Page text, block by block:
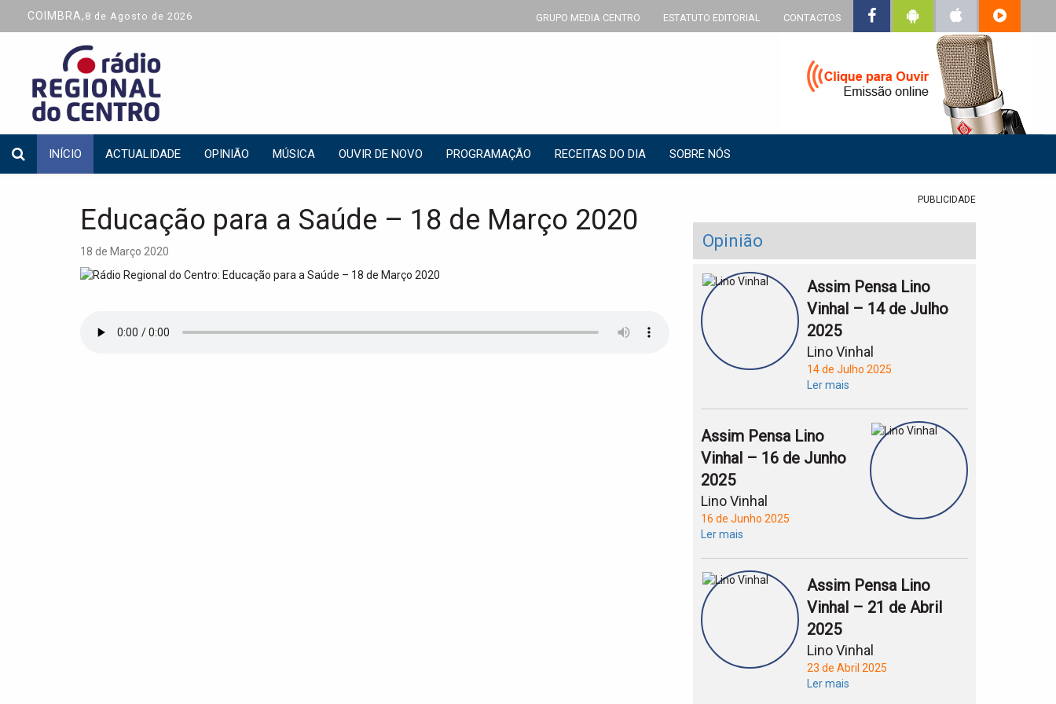
COIMBRA, 8 de Agosto de 2026 GRUPO MEDIA CENTRO ESTATUTO EDITORIAL CONTACTOS
INÍCIO ACTUALIDADE OPINIÃO MÚSICA OUVIR DE NOVO PROGRAMAÇÃO RECEITAS DO DIA SOBRE NÓS
Educação para a Saúde – 18 de Março 2020
18 de Março 2020
PUBLICIDADE
Opinião
Assim Pensa Lino
Vinhal – 14 de Julho
2025
Lino Vinhal
14 de Julho 2025
Ler mais
Assim Pensa Lino
Vinhal – 16 de Junho
2025
Lino Vinhal
16 de Junho 2025
Ler mais
Assim Pensa Lino
Vinhal – 21 de Abril
2025
Lino Vinhal
23 de Abril 2025
Ler mais